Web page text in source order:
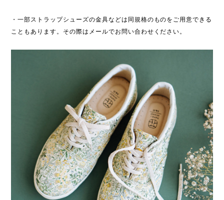
・一部ストラップシューズの金具などは同規格のものをご用意できる
こともあります。その際はメールでお問い合わせください。